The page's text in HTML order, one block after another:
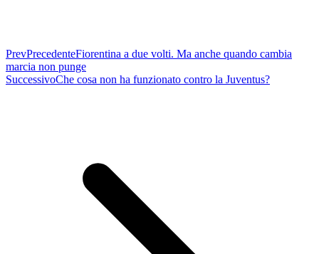
PrevPrecedenteFiorentina a due volti. Ma anche quando cambia
marcia non punge
SuccessivoChe cosa non ha funzionato contro la Juventus?